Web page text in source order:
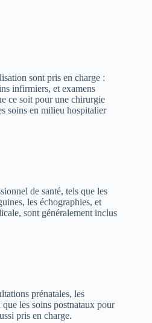
sont pris en charge :
infirmiers, et examens
ce soit pour une chirurgie
soins en milieu hospitalier
de santé, tels que les
les échographies, et
sont généralement inclus
prénatales, les
les soins postnataux pour
pris en charge.